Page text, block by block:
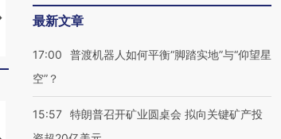
马航飞行员跨国走私7万
育部长拱下台
飞地休达
最新文章
17:00
普渡机器人如何平衡“脚踏实地”与“仰望星
空”？
15:57 特朗普召开矿业圆桌会 拟向关键矿产投